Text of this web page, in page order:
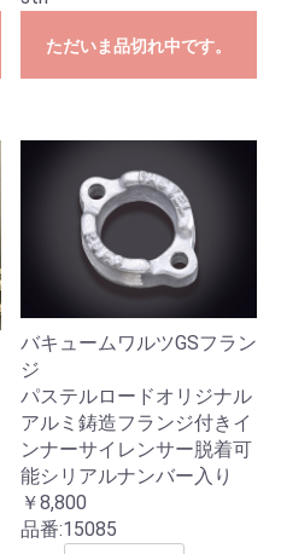
ただいま品切れ中です。
バキュームワルツGSフラン
ジ
パステルロードオリジナル
アルミ鋳造フランジ付きイ
ンナーサイレンサー脱着可
能シリアルナンバー入り
￥8,800
品番:15085